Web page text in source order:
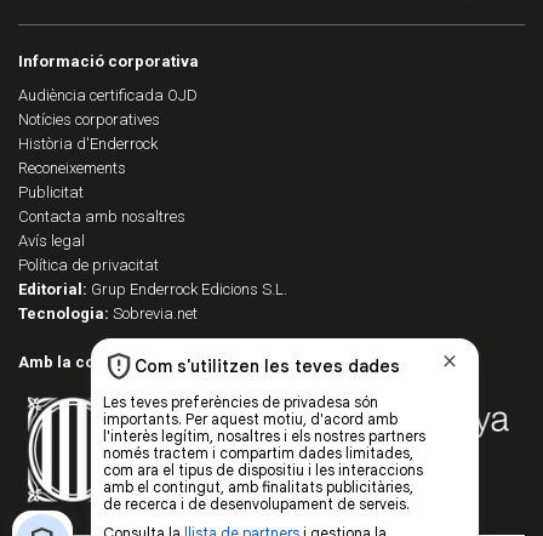
Informació corporativa
Audiència certificada OJD
Notícies corporatives
Història d'Enderrock
Reconeixements
Publicitat
Contacta amb nosaltres
Avís legal
Política de privacitat
Editorial: Grup Enderrock Edicions S.L.
Tecnologia: Sobrevia.net
Amb la col·laboració de: